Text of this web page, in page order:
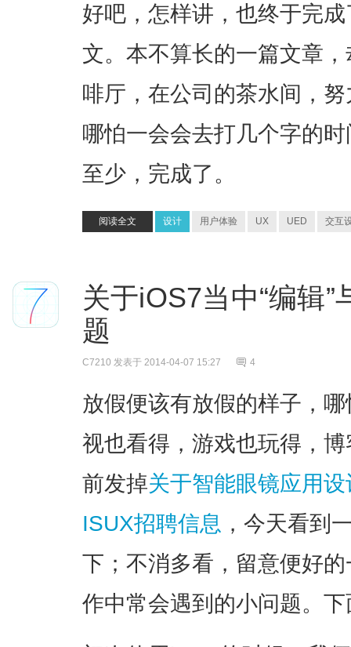
好吧，怎样讲，也终于完
文。本不算长的一篇文章
啡厅，在公司的茶水间，
哪怕一会会去打几个字的
至少，完成了。
阅读全文 设计 用户体验 UX UED 交互
关于iOS7当中“编辑”
题
C7210 发表于 2014-04-07 15:27 4
放假便该有放假的样子，
视也看得，游戏也玩得，
前发掉关于智能眼镜应用
ISUX招聘信息 ，今天看到
下；不消多看，留意便好
作中常会遇到的小问题。